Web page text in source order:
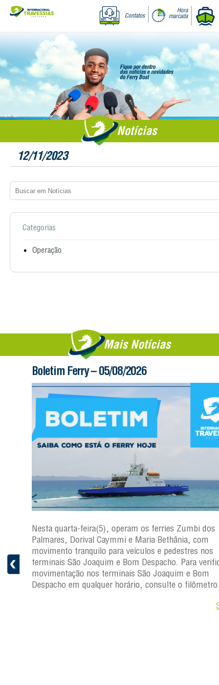
Contatos
Hora
marcada
Notícias
12/11/2023
Categorias
Operação
Mais Notícias
a
Boletim Ferry – 05/08/2026
Nesta quarta-feira(5), operam os ferries Zumbi dos
Palmares, Dorival Caymmi e Maria Bethânia, com
movimento tranquilo para veículos e pedestres nos
terminais São Joaquim e Bom Despacho. Para
movimentação nos terminais São Joaquim e Bom
Despacho em qualquer horário, consulte o